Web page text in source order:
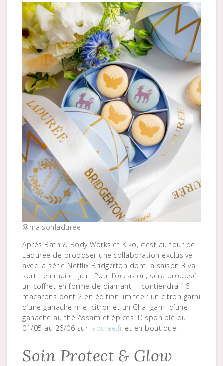
@maisonladuree
Après Bath & Body Works et Kiko, c’est au tour de
Ladurée de proposer une collaboration exclusive
avec la série Netflix Bridgerton dont la saison 3 va
sortir en mai et juin. Pour l’occasion, sera proposé
un coffret en forme de diamant, il contiendra 16
macarons dont 2 en édition limitée : un citron garni
d’une ganache miel citron et un Chai garni d’une
ganache au thé Assam et épices. Disponible du
01/05 au 26/06 sur laduree.fr et en boutique.
Soin Protect & Glow